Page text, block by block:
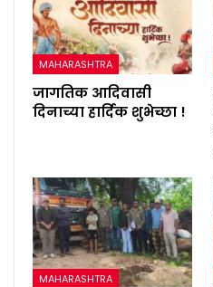
MAHARASHTRA
जागतिक आदिवासी
दिनाच्या हार्दिक शुभेच्छा !
MAHARASHTRA